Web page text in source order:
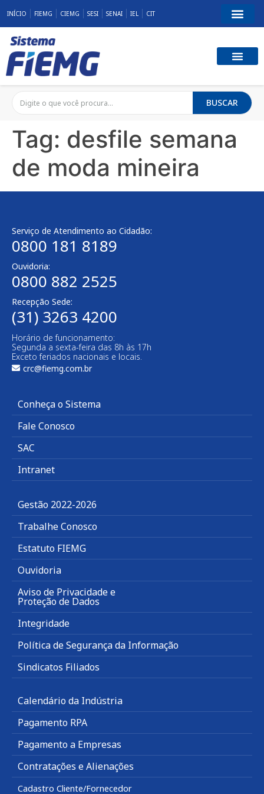
INÍCIO FIEMG CIEMG SESI SENAI IEL CIT
BUSCAR
Tag: desfile semana
de moda mineira
Serviço de Atendimento ao Cidadão:
0800 181 8189
Ouvidoria:
0800 882 2525​
Recepção Sede:
(31) 3263 4200
Horário de funcionamento:
Segunda a sexta-feira das 8h às 17h
Exceto feriados nacionais e locais.
crc@fiemg.com.br
Conheça o Sistema
Fale Conosco
SAC
Intranet
Gestão 2022-2026
Trabalhe Conosco
Estatuto FIEMG
Ouvidoria
Aviso de Privacidade e
Proteção de Dados
Integridade
Política de Segurança da Informação
Sindicatos Filiados
Calendário da Indústria
Pagamento RPA
Pagamento a Empresas
Contratações e Alienações
Cadastro Cliente/Fornecedor